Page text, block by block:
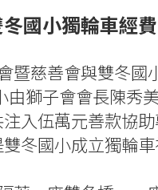
國小獨輪車經費
暨慈善會與雙冬國
獅子會會長陳秀
入伍萬元善款協
冬國小成立獨輪